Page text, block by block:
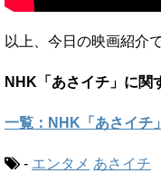
以上、今日の映画紹介
NHK「あさイチ」に関
一覧：NHK「あさイチ」
- エンタメ あさイチ